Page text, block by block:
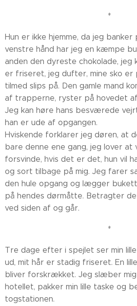
*
Hun er ikke hjemme, da jeg banker
venstre hånd har jeg en kæmpe
anden den dyreste chokolade, jeg
er friseret, jeg dufter, mine sko er
tilmed slips på. Den gamle mand
af trapperne, ryster på hovedet
Jeg kan høre hans besværede
han er ude af opgangen.
Hviskende forklarer jeg døren, at
bare denne ene gang, jeg lover
forsvinde, hvis det er det, hun vil
og sort tilbage på mig. Jeg farer
den hule opgang og lægger
på hendes dørmåtte. Betragter
ved siden af og går.
*
Tre dage efter i spejlet ser min
ud, mit hår er stadig friseret. En
bliver forskrækket. Jeg slæber
hotellet, pakker min lille taske og
togstationen.